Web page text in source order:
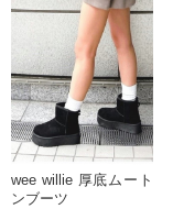
wee willie 厚底ムート
ンブーツ